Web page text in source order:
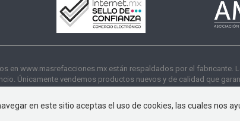
en www.masrefacciones.mx están respaldados por el fabricante.
Únicamente vendemos productos nuevos y de calidad que
en este sitio aceptas el uso de cookies, las cuales nos